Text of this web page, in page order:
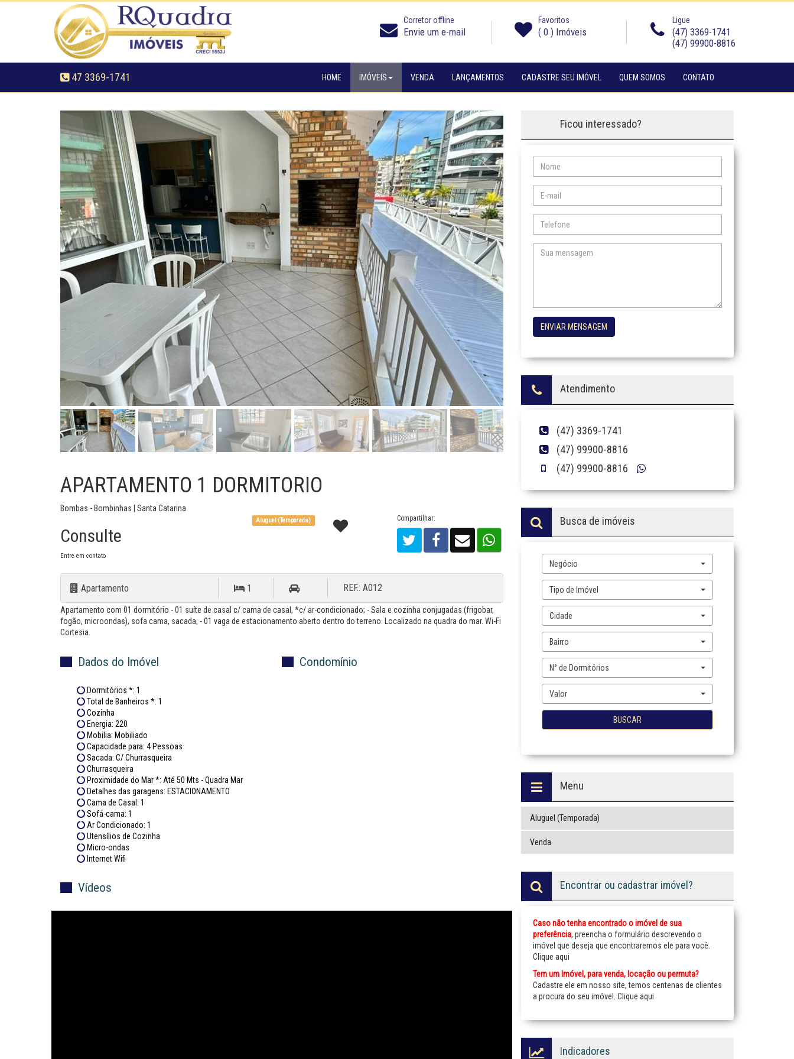
Corretor offline
Envie um e-mail
Favoritos
( 0) Imóveis
Ligue
(47) 3369-1741
(47) 99900-8816
47 3369-1741 HOME IMÓVEIS VENDA LANÇAMENTOS CADASTRE SEU IMÓVEL (CURRENT)
QUEM SOMOS (CURRENT)
CONTATO
APARTAMENTO 1 DORMITORIO
Bombas - Bombinhas | Santa Catarina
Consulte
Entre em contato
Aluguel (Temporada) Compartilhar:
Apartamento 1 REF.: A012
Apartamento com 01 dormitório - 01 suíte de casal c/ cama de casal, *c/ ar-condicionado; - Sala e cozinha conjugadas (frigobar,
fogão, microondas), sofa cama, sacada; - 01 vaga de estacionamento aberto dentro do terreno. Localizado na quadra do mar. Wi-Fi
Cortesia.
Dados do Imóvel
Dormitórios *: 1
Total de Banheiros *: 1
Cozinha
Energia: 220
Mobilia: Mobiliado
Capacidade para: 4 Pessoas
Sacada: C/ Churrasqueira
Churrasqueira
Proximidade do Mar *: Até 50 Mts - Quadra Mar
Detalhes das garagens: ESTACIONAMENTO
Cama de Casal: 1
Sofá-cama: 1
Ar Condicionado: 1
Utensílios de Cozinha
Micro-ondas
Internet Wifi
Condomínio
Vídeos
Ficou interessado?
ENVIAR MENSAGEM
Atendimento
(47) 3369-1741
(47) 99900-8816
(47) 99900-8816
Busca de imóveis
Negócio
Tipo de Imóvel
Cidade
Bairro
N° de Dormitórios
Valor
BUSCAR
Menu
Aluguel (Temporada)
Venda
Encontrar ou cadastrar imóvel?
Caso não tenha encontrado o imóvel de sua
preferência, preencha o formulário descrevendo o
imóvel que deseja que encontraremos ele para você.
Clique aqui
Tem um Imóvel, para venda, locação ou permuta?
Cadastre ele em nosso site, temos centenas de clientes
a procura do seu imóvel. Clique aqui
Indicadores